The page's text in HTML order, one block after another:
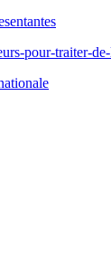
pour-traiter-